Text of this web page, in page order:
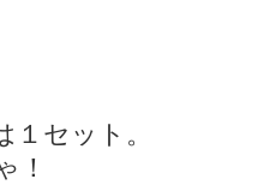
１セット。
！